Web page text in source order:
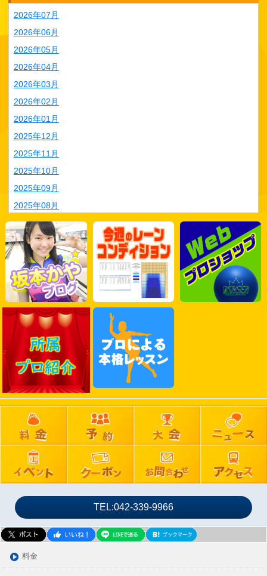
2026年07月
2026年06月
2026年05月
2026年04月
2026年03月
2026年02月
2026年01月
2025年12月
2025年11月
2025年10月
2025年09月
2025年08月
2025年07月
2025年06月
2025年05月
2025年04月
2025年03月
2025年02月
2025年01月
2024年12月
2024年11月
2024年10月
2024年09月
2024年08月
2024年07月
2024年06月
2024年05月
2024年04月
2024年03月
2024年02月
2024年01月
2023年12月
2023年11月
TEL:042-339-9966
料金